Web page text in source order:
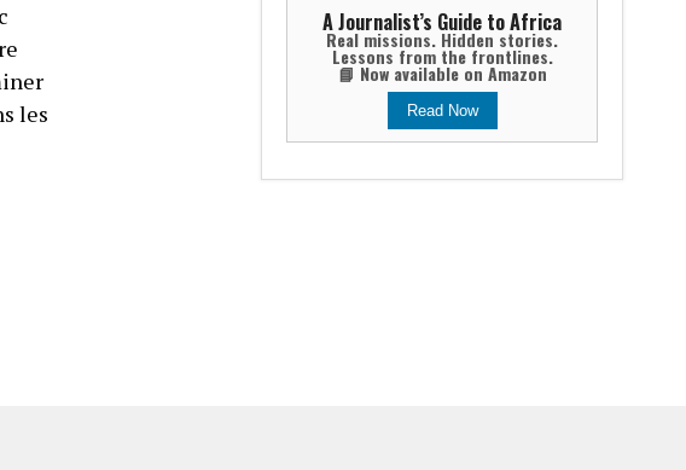
les
A Journalist’s Guide to Africa
Real missions. Hidden stories.
Lessons from the frontlines.
📘 Now available on Amazon
Read Now